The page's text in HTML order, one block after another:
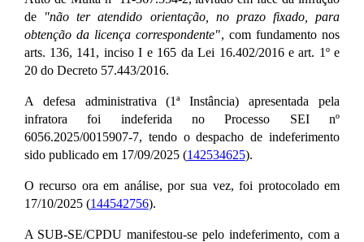
de
"não ter atendido orientação, no prazo fixado, para
obtenção da licença correspondente", com fundamento nos
arts. 136, 141, inciso I e 165 da Lei 16.402/2016 e art. 1º e
20 do Decreto 57.443/2016.
A defesa administrativa (1ª Instância) apresentada pela
infratora foi indeferida no Processo SEI nº
6056.2025/0015907-7, tendo o despacho de indeferimento
sido publicado em 17/09/2025 (142534625).
O recurso ora em análise, por sua vez, foi protocolado em
17/10/2025 (144542756).
A SUB-SE/CPDU manifestou-se pelo indeferimento, com a